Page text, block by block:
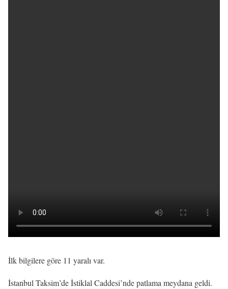
İlk bilgilere göre 11 yaralı var.
İstanbul Taksim’de İstiklal Caddesi’nde patlama meydana geldi.